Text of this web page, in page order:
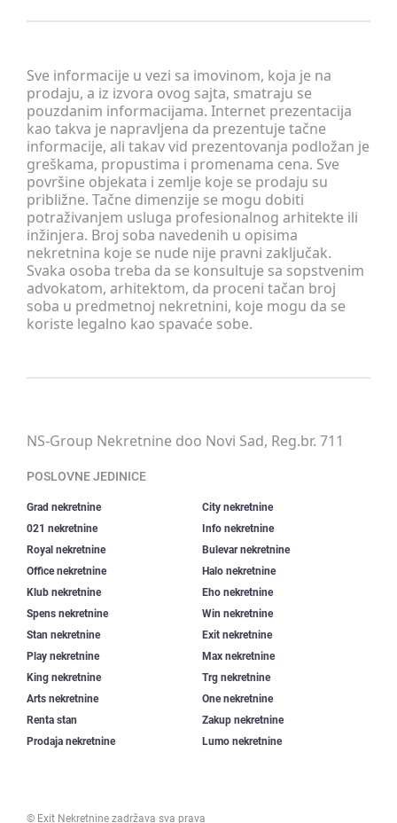
Sve informacije u vezi sa imovinom, koja je na
prodaju, a iz izvora ovog sajta, smatraju se
pouzdanim informacijama. Internet prezentacija
kao takva je napravljena da prezentuje tačne
informacije, ali takav vid prezentovanja podložan je
greškama, propustima i promenama cena. Sve
površine objekata i zemlje koje se prodaju su
približne. Tačne dimenzije se mogu dobiti
potraživanjem usluga profesionalnog arhitekte ili
inžinjera. Broj soba navedenih u opisima
nekretnina koje se nude nije pravni zaključak.
Svaka osoba treba da se konsultuje sa sopstvenim
advokatom, arhitektom, da proceni tačan broj
soba u predmetnoj nekretnini, koje mogu da se
koriste legalno kao spavaće sobe.
NS-Group Nekretnine doo Novi Sad, Reg.br. 711
POSLOVNE JEDINICE
Grad nekretnine
City nekretnine
021 nekretnine
Info nekretnine
Royal nekretnine
Bulevar nekretnine
Office nekretnine
Halo nekretnine
Klub nekretnine
Eho nekretnine
Spens nekretnine
Win nekretnine
Stan nekretnine
Exit nekretnine
Play nekretnine
Max nekretnine
King nekretnine
Trg nekretnine
Arts nekretnine
One nekretnine
Renta stan
Zakup nekretnine
Prodaja nekretnine
Lumo nekretnine
© Exit Nekretnine zadržava sva prava